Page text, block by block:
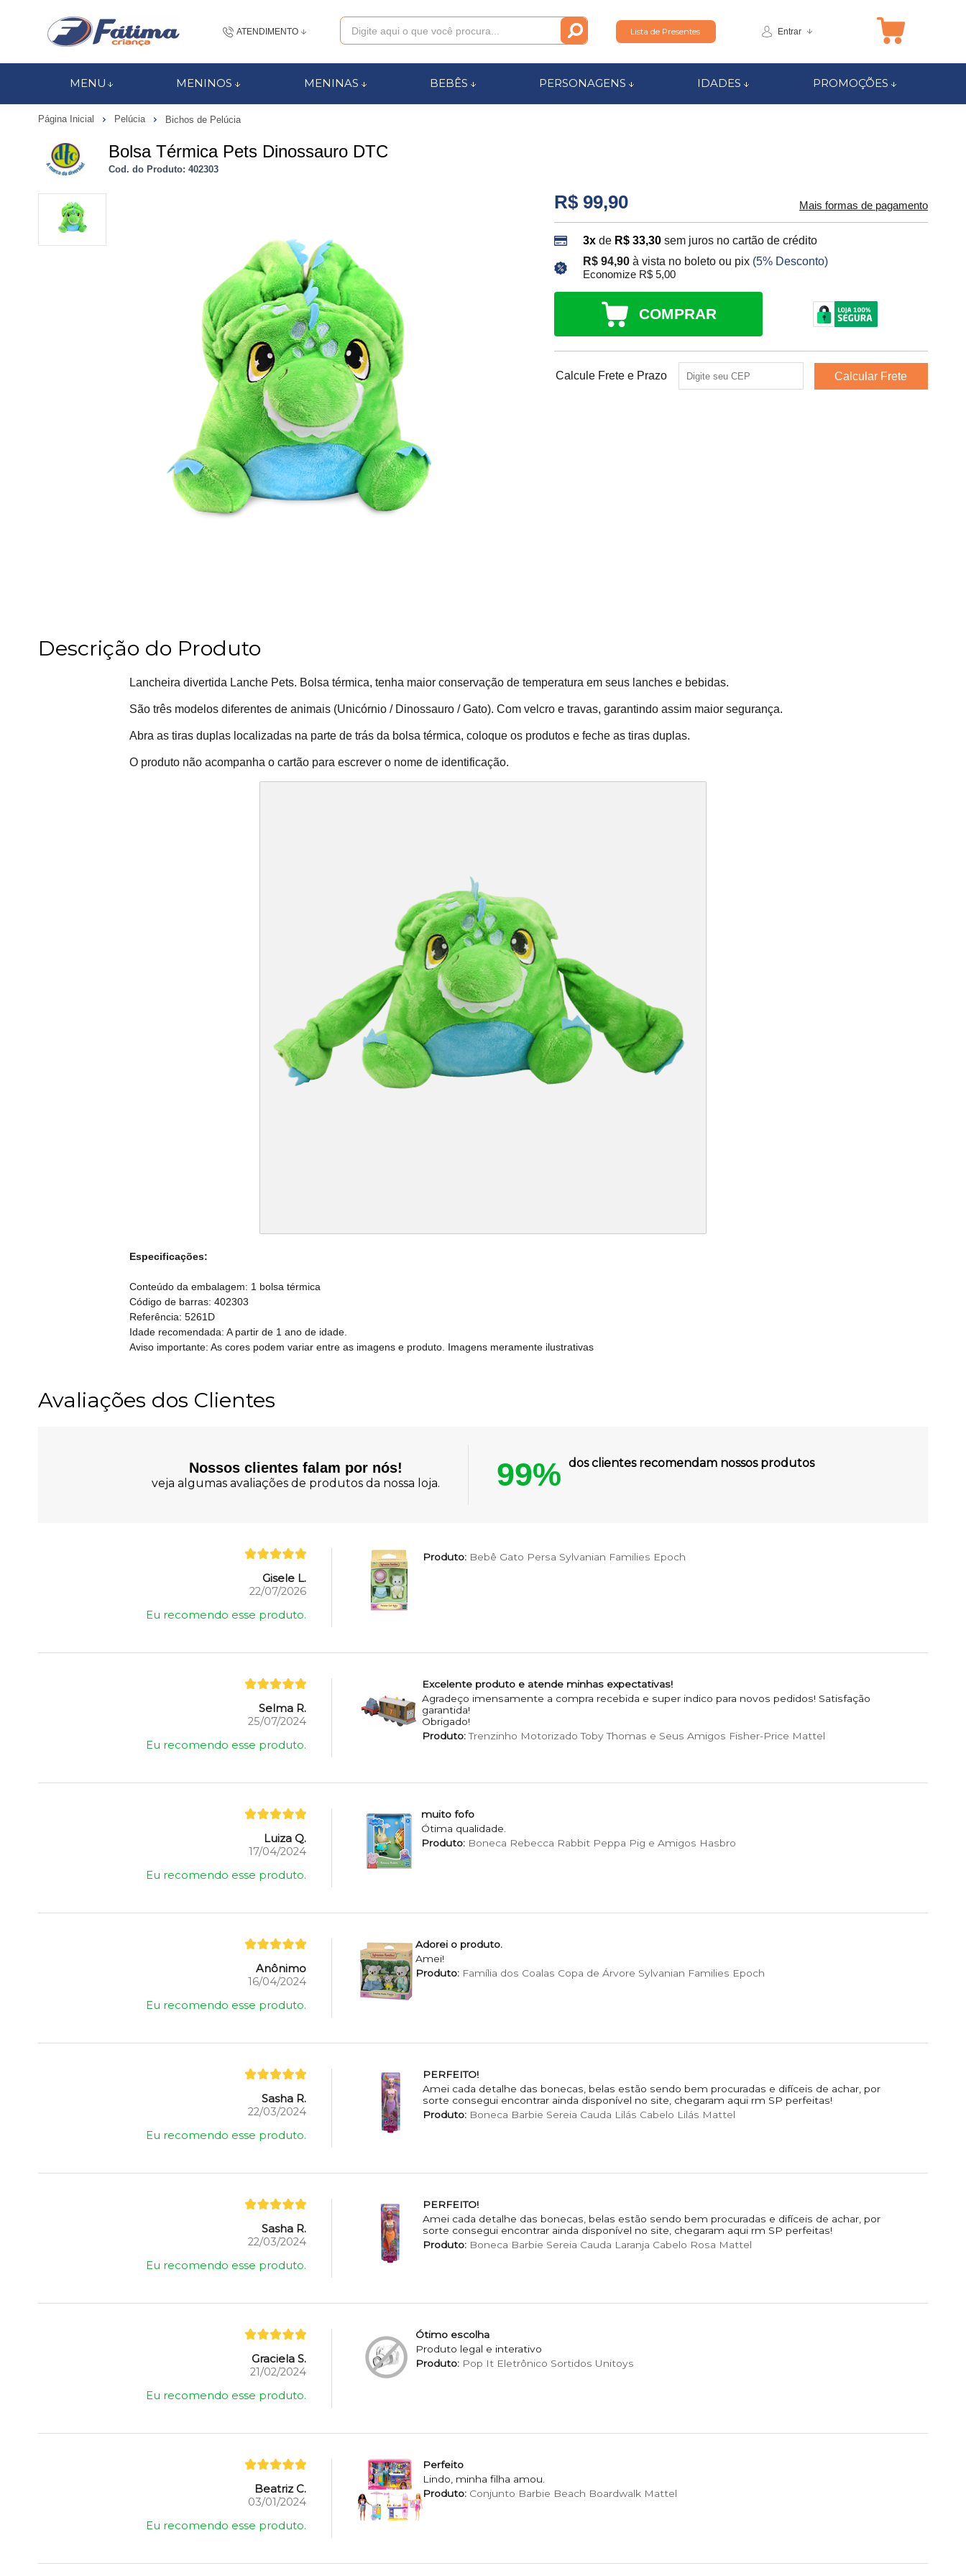
ATENDIMENTO Lista de Presentes Entrar
MENU MENINOS MENINAS BEBÊS PERSONAGENS IDADES PROMOÇÕES
Página Inicial Pelúcia Bichos de Pelúcia
Bolsa Térmica Pets Dinossauro DTC
Cod. do Produto: 402303
R$ 99,90 Mais formas de pagamento
3x de R$ 33,30 sem juros no cartão de crédito
R$ 94,90à vista no boleto ou pix (5% Desconto)
Economize R$ 5,00
COMPRAR
Calcule Frete e Prazo
Descrição do Produto
Lancheira divertida Lanche Pets. Bolsa térmica, tenha maior conservação de temperatura em seus lanches e bebidas.
São três modelos diferentes de animais (Unicórnio / Dinossauro / Gato). Com velcro e travas, garantindo assim maior segurança.
Abra as tiras duplas localizadas na parte de trás da bolsa térmica, coloque os produtos e feche as tiras duplas.
O produto não acompanha o cartão para escrever o nome de identificação.
Especificações:
Conteúdo da embalagem: 1 bolsa térmica
Código de barras: 402303
Referência: 5261D
Idade recomendada: A partir de 1 ano de idade.
Aviso importante: As cores podem variar entre as imagens e produto. Imagens meramente ilustrativas
Avaliações dos Clientes
Nossos clientes falam por nós!
veja algumas avaliações de produtos da nossa loja. 99% dos clientes recomendam nossos produtos
Gisele L.
22/07/2026
Eu recomendo esse produto.
Produto:Bebê Gato Persa Sylvanian Families Epoch
Selma R.
25/07/2024
Eu recomendo esse produto.
Excelente produto e atende minhas expectativas!
Agradeço imensamente a compra recebida e super indico para novos pedidos! Satisfação
garantida!
Obrigado!
Produto:Trenzinho Motorizado Toby Thomas e Seus Amigos Fisher-Price Mattel
Luiza Q.
17/04/2024
Eu recomendo esse produto.
muito fofo
Ótima qualidade.
Produto:Boneca Rebecca Rabbit Peppa Pig e Amigos Hasbro
Anônimo
16/04/2024
Eu recomendo esse produto.
Adorei o produto.
Amei!
Produto:Família dos Coalas Copa de Árvore Sylvanian Families Epoch
Sasha R.
22/03/2024
Eu recomendo esse produto.
PERFEITO!
Amei cada detalhe das bonecas, belas estão sendo bem procuradas e difíceis de achar, por
sorte consegui encontrar ainda disponível no site, chegaram aqui rm SP perfeitas!
Produto:Boneca Barbie Sereia Cauda Lilás Cabelo Lilás Mattel
Sasha R.
22/03/2024
Eu recomendo esse produto.
PERFEITO!
Amei cada detalhe das bonecas, belas estão sendo bem procuradas e difíceis de achar, por
sorte consegui encontrar ainda disponível no site, chegaram aqui rm SP perfeitas!
Produto:Boneca Barbie Sereia Cauda Laranja Cabelo Rosa Mattel
Graciela S.
21/02/2024
Eu recomendo esse produto.
Ótimo escolha
Produto legal e interativo
Produto:Pop It Eletrônico Sortidos Unitoys
Beatriz C.
03/01/2024
Eu recomendo esse produto.
Perfeito
Lindo, minha filha amou.
Produto:Conjunto Barbie Beach Boardwalk Mattel